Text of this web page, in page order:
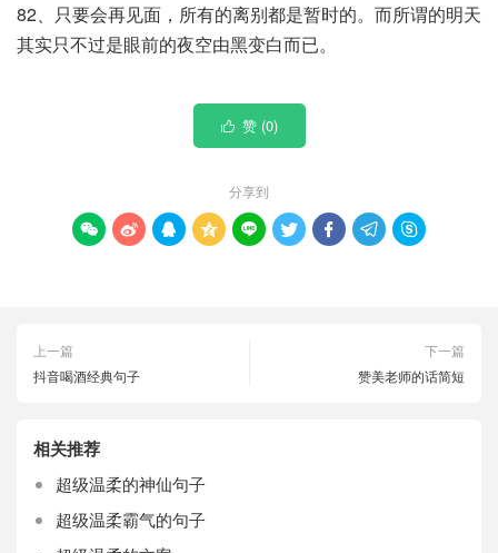
82、只要会再见面，所有的离别都是暂时的。而所谓的明天
其实只不过是眼前的夜空由黑变白而已。
 赞 (0)
分享到
        
上一篇
抖音喝酒经典句子
下一篇
赞美老师的话简短
相关推荐
超级温柔的神仙句子
超级温柔霸气的句子